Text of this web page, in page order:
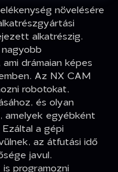
növelésére
alkatrészig.
drámaian képes
Az NX CAM
robotokat,
és olyan
amelyek egyébként
a gépi
az átfutási idő
javul.
programozni